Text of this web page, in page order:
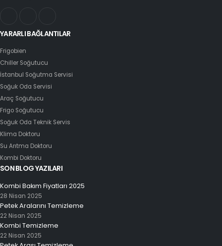
YARARLI BAĞLANTILAR
Frigobien
Chiller Soğutucu
İstanbul Soğutma Servisi
Soğuk Oda Servisi
Araç Soğutucu
Frigo Soğutucu
Soğuk Oda Teknik Servis
Klima Doktoru
Su Arıtma Doktoru
Kombi Doktoru
SON BLOG YAZILARI
Kombi Bakım Fiyatları 2025
28 Nisan 2025
Petek Aralarını Temizleme
22 Nisan 2025
Kombi Temizleme
22 Nisan 2025